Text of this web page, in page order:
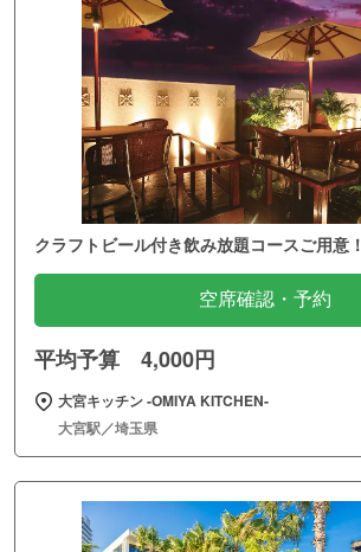
クラフトビール付き飲み放題コースご用意！
空席確認・予約
平均予算 4,000円
大宮キッチン ‐OMIYA KITCHEN‐
大宮駅／埼玉県